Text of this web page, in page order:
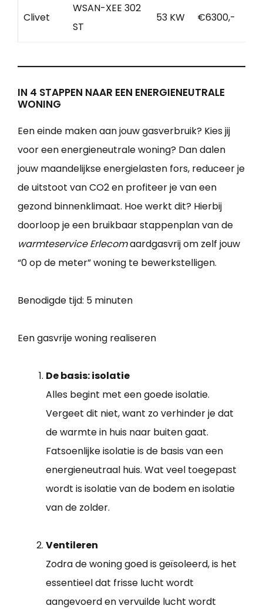
Clivet
WSAN-XEE 302
ST
53 KW €6300,-
IN 4 STAPPEN NAAR EEN ENERGIENEUTRALE
WONING
Een einde maken aan jouw gasverbruik? Kies jij
voor een energieneutrale woning? Dan dalen
jouw maandelijkse energielasten fors, reduceer je
de uitstoot van CO2 en profiteer je van een
gezond binnenklimaat. Hoe werkt dit? Hierbij
doorloop je een bruikbaar stappenplan van de
warmteservice Erlecomaardgasvrij om zelf jouw
“0 op de meter” woning te bewerkstelligen.
Benodigde tijd: 5 minuten
Een gasvrije woning realiseren
De basis: isolatie
Alles begint met een goede isolatie.
Vergeet dit niet, want zo verhinder je dat
de warmte in huis naar buiten gaat.
Fatsoenlijke isolatie is de basis van een
energieneutraal huis. Wat veel toegepast
wordt is isolatie van de bodem en isolatie
van de zolder.
Ventileren
Zodra de woning goed is geïsoleerd, is het
essentieel dat frisse lucht wordt
aangevoerd en vervuilde lucht wordt